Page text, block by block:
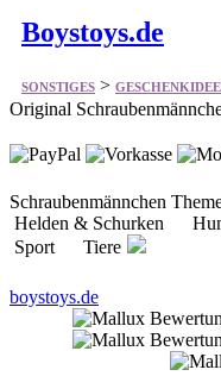
Boystoys.de
SONSTIGES>GESCHENKIDEEN
Original
Schraubenmännchen
Helden & Schurken
Sport Tiere
boystoys.de